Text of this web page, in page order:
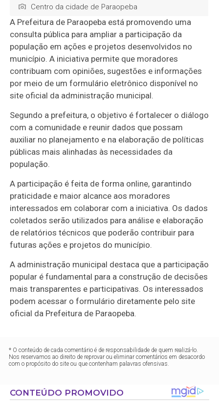
Centro da cidade de Paraopeba
A Prefeitura de Paraopeba está promovendo uma
consulta pública para ampliar a participação da
população em ações e projetos desenvolvidos no
município. A iniciativa permite que moradores
contribuam com opiniões, sugestões e informações
por meio de um formulário eletrônico disponível no
site oficial da administração municipal.
Segundo a prefeitura, o objetivo é fortalecer o diálogo
com a comunidade e reunir dados que possam
auxiliar no planejamento e na elaboração de políticas
públicas mais alinhadas às necessidades da
população.
A participação é feita de forma online, garantindo
praticidade e maior alcance aos moradores
interessados em colaborar com a iniciativa. Os dados
coletados serão utilizados para análise e elaboração
de relatórios técnicos que poderão contribuir para
futuras ações e projetos do município.
A administração municipal destaca que a participação
popular é fundamental para a construção de decisões
mais transparentes e participativas. Os interessados
podem acessar o formulário diretamente pelo site
oficial da Prefeitura de Paraopeba.
* O conteúdo de cada comentário é de responsabilidade de quem realizá-lo.
Nos reservamos ao direito de reprovar ou eliminar comentários em desacordo
com o propósito do site ou que contenham palavras ofensivas.